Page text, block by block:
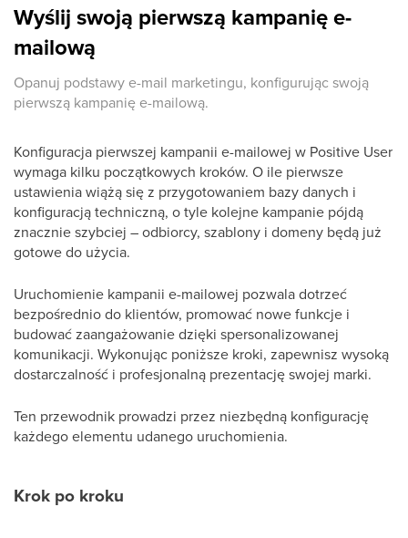
Wyślij swoją pierwszą kampanię e-
mailową
Opanuj podstawy e-mail marketingu, konfigurując swoją
pierwszą kampanię e-mailową.
Konfiguracja pierwszej kampanii e-mailowej w Positive User
wymaga kilku początkowych kroków. O ile pierwsze
ustawienia wiążą się z przygotowaniem bazy danych i
konfiguracją techniczną, o tyle kolejne kampanie pójdą
znacznie szybciej – odbiorcy, szablony i domeny będą już
gotowe do użycia.
Uruchomienie kampanii e-mailowej pozwala dotrzeć
bezpośrednio do klientów, promować nowe funkcje i
budować zaangażowanie dzięki spersonalizowanej
komunikacji. Wykonując poniższe kroki, zapewnisz wysoką
dostarczalność i profesjonalną prezentację swojej marki.
Ten przewodnik prowadzi przez niezbędną konfigurację
każdego elementu udanego uruchomienia.
Krok po kroku